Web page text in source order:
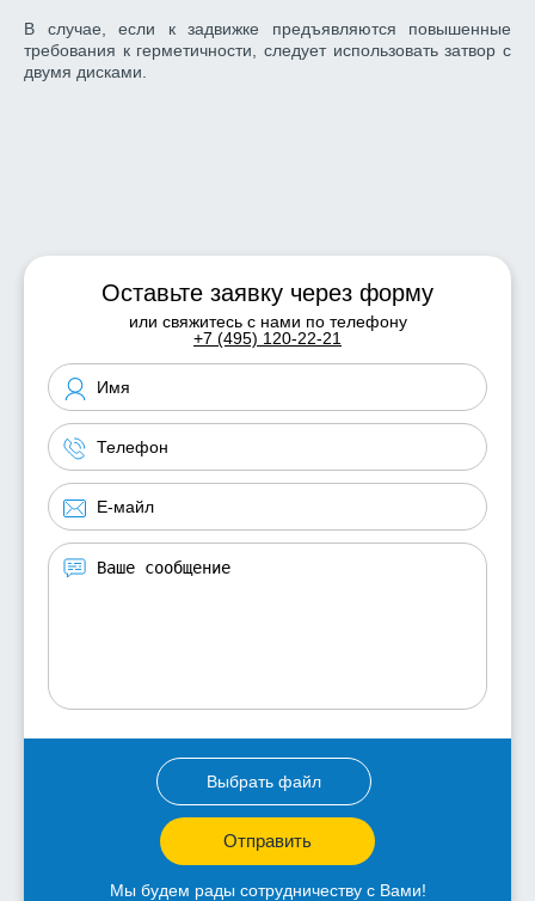
В случае, если к задвижке предъявляются повышенные
требования к герметичности, следует использовать затвор с
двумя дисками.
Оставьте заявку через форму
или свяжитесь с нами по телефону
+7 (495) 120-22-21
Выбрать файл
Отправить
Мы будем рады сотрудничеству с Вами!